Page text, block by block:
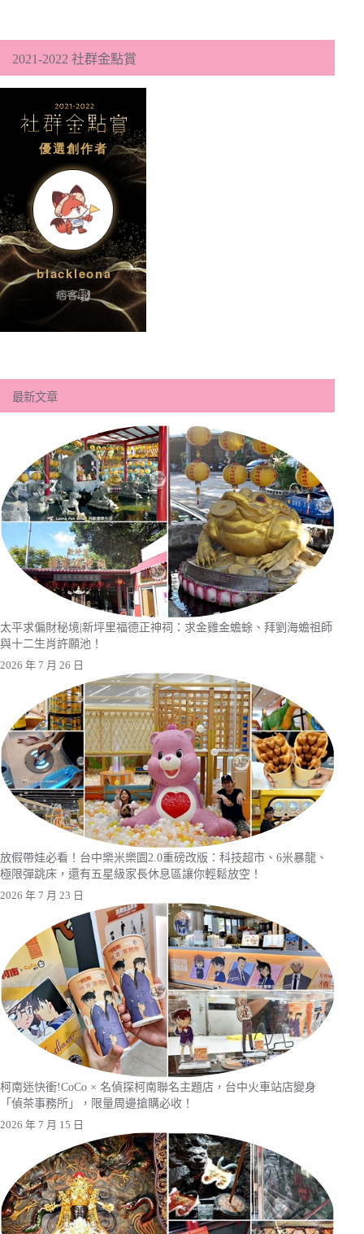
2021-2022 社群金點賞
最新文章
太平求偏財秘境|新坪里福德正神祠：求金雞金蟾蜍、拜劉海蟾祖師
與十二生肖許願池！
2026 年 7 月 26 日
放假帶娃必看！台中樂米樂園2.0重磅改版：科技超市、6米暴龍、
極限彈跳床，還有五星級家長休息區讓你輕鬆放空！
2026 年 7 月 23 日
柯南迷快衝!CoCo × 名偵探柯南聯名主題店，台中火車站店變身
「偵茶事務所」，限量周邊搶購必收！
2026 年 7 月 15 日